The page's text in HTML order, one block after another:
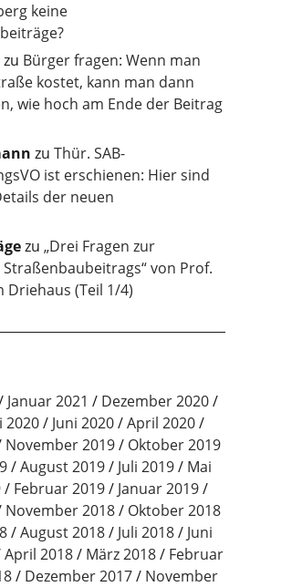
keine
zu Bürger fragen: Wenn man
kostet, kann man dann
wie hoch am Ende der Beitrag
zu Thür. SAB-
ist erschienen: Hier sind
der neuen
zu „Drei Fragen zur
von Prof.
Driehaus (Teil 1/4)
Januar 2021
Dezember 2020
2020 Juni 2020
April 2020
November 2019
Oktober 2019
August 2019 Juli 2019
Mai
Februar 2019
Januar 2019
November 2018
Oktober 2018
August 2018 Juli 2018
Juni
April 2018 März 2018
Februar
Dezember 2017
November